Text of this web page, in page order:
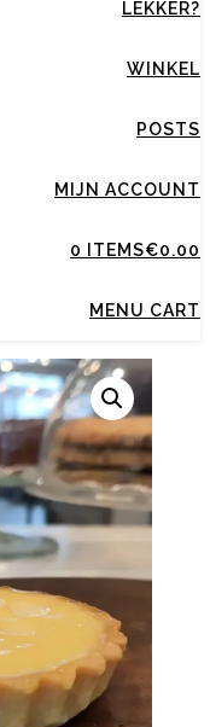
LEKKER?
WINKEL
POSTS
MIJN ACCOUNT
0 ITEMS€0.00
MENU CART